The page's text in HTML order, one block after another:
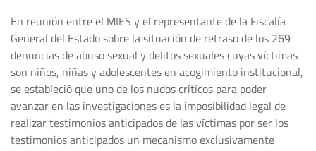
En reunión entre el MIES y el representante de la Fiscalía
General del Estado sobre la situación de retraso de los 269
denuncias de abuso sexual y delitos sexuales cuyas víctimas
son niños, niñas y adolescentes en acogimiento institucional,
se estableció que uno de los nudos críticos para poder
avanzar en las investigaciones es la imposibilidad legal de
realizar testimonios anticipados de las víctimas por ser los
testimonios anticipados un mecanismo exclusivamente